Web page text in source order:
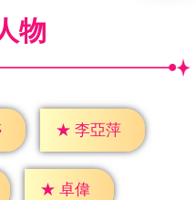
物
★ 李亞萍
★ 卓偉